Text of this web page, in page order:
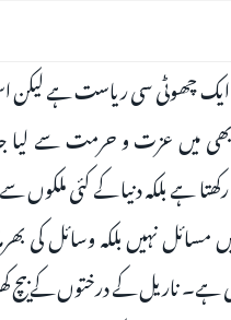
ایک چھوٹی سی ریاست ہے
میں عزت و حرمت سے لیا
ہے بلکہ دنیا کے کئی ملکوں
نہیں بلکہ وسائل کی
ہے۔ ناریل کے درختوں کے بیچ